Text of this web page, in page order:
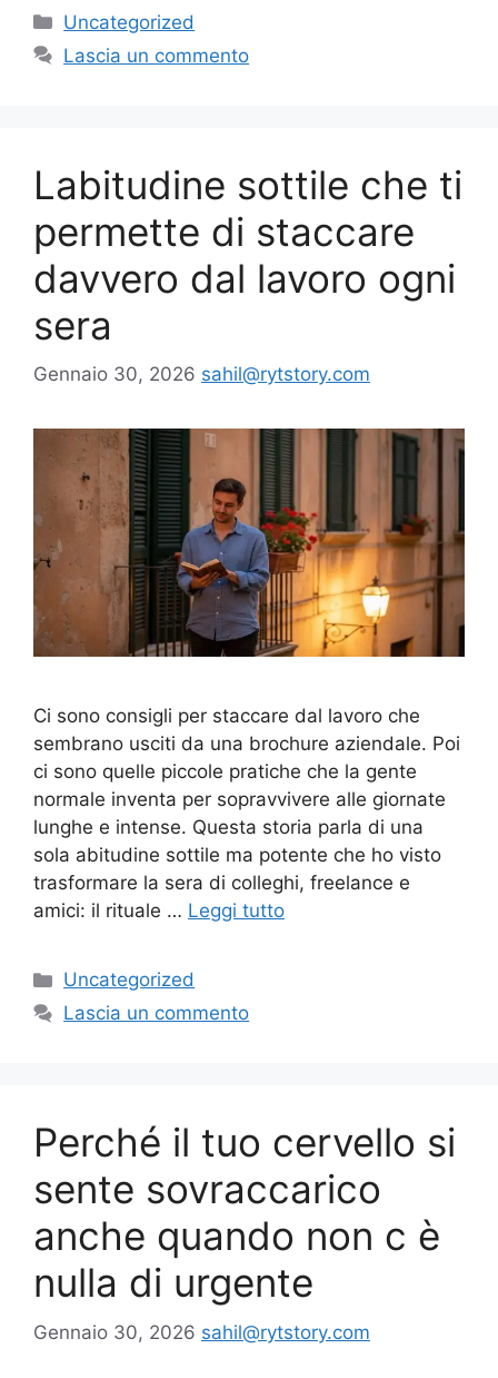
Categorie
Uncategorized
Lascia un commento
Labitudine sottile che ti
permette di staccare
davvero dal lavoro ogni
sera
Gennaio 30, 2026 sahil@rytstory.com
Ci sono consigli per staccare dal lavoro che
sembrano usciti da una brochure aziendale. Poi
ci sono quelle piccole pratiche che la gente
normale inventa per sopravvivere alle giornate
lunghe e intense. Questa storia parla di una
sola abitudine sottile ma potente che ho visto
trasformare la sera di colleghi, freelance e
amici: il rituale … Leggi tutto
Categorie
Uncategorized
Lascia un commento
Perché il tuo cervello si
sente sovraccarico
anche quando non c è
nulla di urgente
Gennaio 30, 2026 sahil@rytstory.com